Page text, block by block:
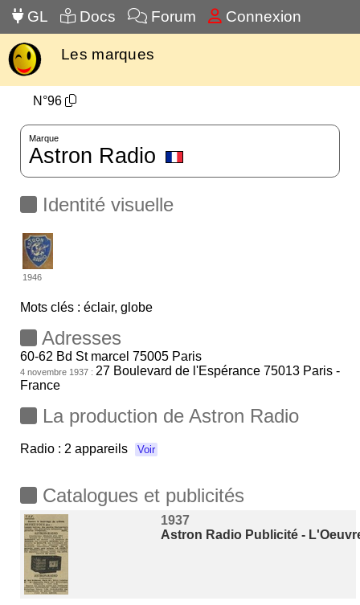
GL Docs Forum Connexion
Les marques
N°96
Marque
Astron Radio
Identité visuelle
1946
Mots clés : éclair, globe
Adresses
60-62 Bd St marcel 75005 Paris
4 novembre 1937 : 27 Boulevard de l'Espérance 75013 Paris -
France
La production de Astron Radio
Radio : 2 appareils Voir
Catalogues et publicités
1937
Astron Radio Publicité -